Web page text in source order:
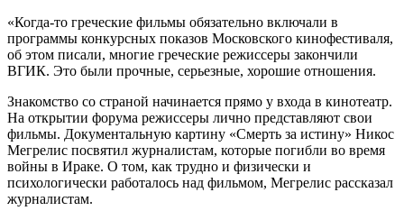
«Когда-то греческие фильмы обязательно включали в
программы конкурсных показов Московского кинофестиваля,
об этом писали, многие греческие режиссеры закончили
ВГИК. Это были прочные, серьезные, хорошие отношения.
Знакомство со страной начинается прямо у входа в кинотеатр.
На открытии форума режиссеры лично представляют свои
фильмы. Документальную картину «Смерть за истину» Никос
Мегрелис посвятил журналистам, которые погибли во время
войны в Ираке. О том, как трудно и физически и
психологически работалось над фильмом, Мегрелис рассказал
журналистам.